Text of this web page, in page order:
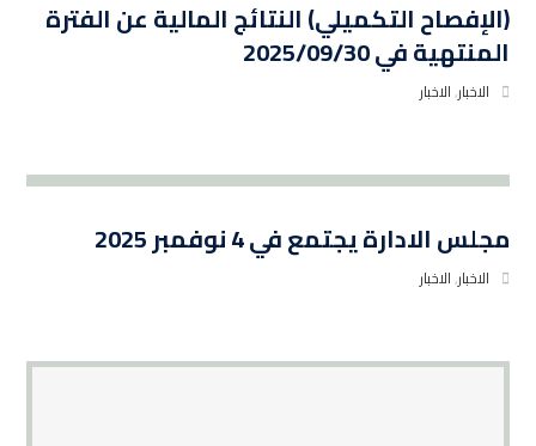
(الإفصاح التكميلي) النتائج المالية عن الفترة
المنتهية في 2025/09/30
الاخبار,الاخبار
مجلس الادارة يجتمع في 4 نوفمبر 2025
الاخبار,الاخبار